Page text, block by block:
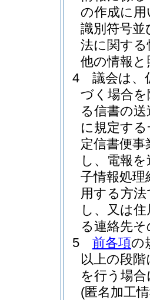
の作成に
識別符号
法に関す
他の情報
4
議会は、
づく場合
る信書の
に規定す
定信書便
し、電報
子情報処
用する方
し、又は
る連絡先
5
前各項の
以上の段
を行う場
(匿名加工